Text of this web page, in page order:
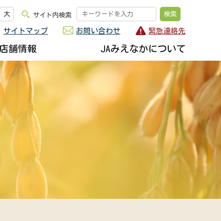
大 サイト内検索
サイトマップ お問い合わせ 緊急連絡先
舗情報 JAみえなかについて